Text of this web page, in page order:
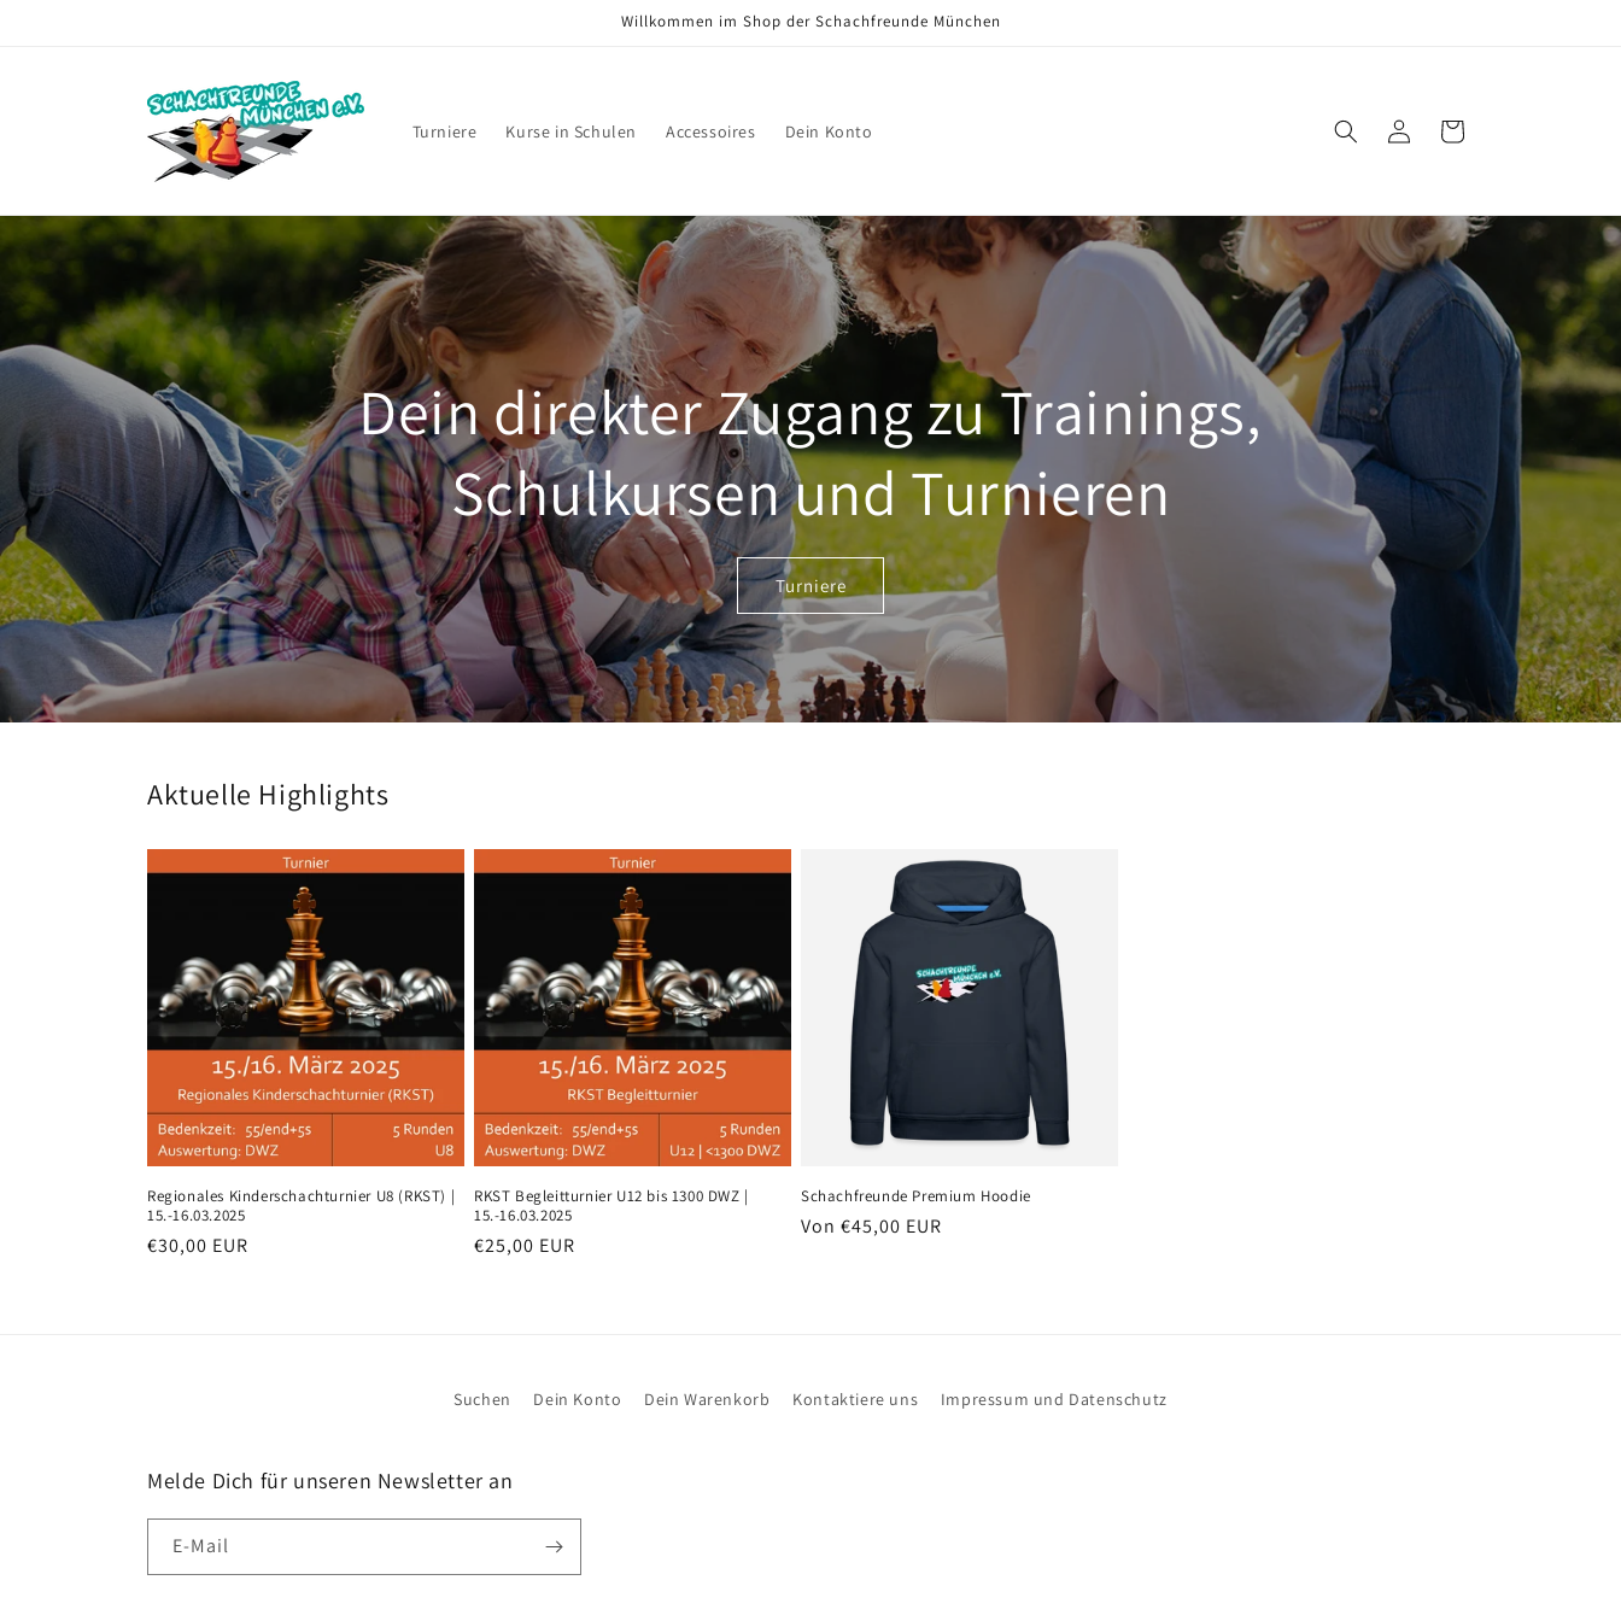
Willkommen im Shop der Schachfreunde München
Turniere Kurse in Schulen Accessoires Dein Konto EinloggenWarenkorb
Dein direkter Zugang zu Trainings,
Schulkursen und Turnieren
Turniere
Aktuelle Highlights
Regionales Kinderschachturnier U8 (RKST) |
15.-16.03.2025
Normaler
€30,00 EUR
RKST Begleitturnier U12 bis 1300 DWZ |
15.-16.03.2025
Normaler
€25,00 EUR
Schachfreunde Premium Hoodie
Normaler
Von €45,00 EUR
Suchen Dein Konto Dein Warenkorb Kontaktiere uns Impressum und Datenschutz
Melde Dich für unseren Newsletter an
E-Mail